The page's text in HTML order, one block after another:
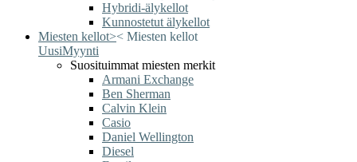
Hybridi-älykellot
Kunnostetut älykellot
Miesten kellot>< Miesten kellot
UusiMyynti
Suosituimmat miesten merkit
Armani Exchange
Ben Sherman
Calvin Klein
Casio
Daniel Wellington
Diesel